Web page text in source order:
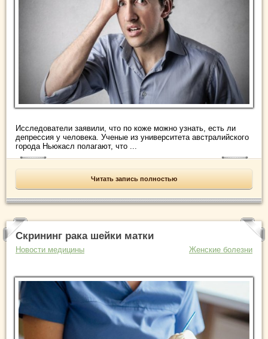
Исследователи заявили, что по коже можно узнать, есть ли
депрессия у человека. Ученые из университета австралийского
города Ньюкасл полагают, что ...
Читать запись полностью
Скрининг рака шейки матки
Новости медицины Женские болезни